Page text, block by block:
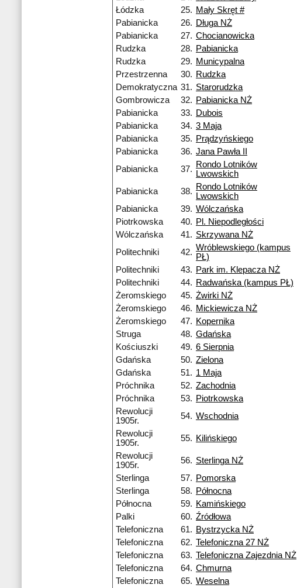
Łódzka
25. Mały Skręt #
Pabianicka
26. Długa NŻ
Pabianicka
27. Chocianowicka
Rudzka
28. Pabianicka
Rudzka
29. Municypalna
Przestrzenna
30. Rudzka
Demokratyczna 31. Starorudzka
Gombrowicza
32. Pabianicka NŻ
Pabianicka
33. Dubois
Pabianicka
34. 3 Maja
Pabianicka
35. Prądzyńskiego
Pabianicka
36. Jana Pawła II
Pabianicka
37. Rondo Lotników
Lwowskich
Pabianicka 38. Rondo Lotników
Lwowskich
Pabianicka 39. Wólczańska
Piotrkowska
40. Pl. Niepodległości
Wólczańska
41. Skrzywana NŻ
Politechniki
42. Wróblewskiego (kampus
PŁ)
Politechniki 43. Park im. Klepacza NŻ
Politechniki
44. Radwańska (kampus PŁ)
Żeromskiego
45. Żwirki NŻ
Żeromskiego
46. Mickiewicza NŻ
Żeromskiego
47. Kopernika
Struga
48. Gdańska
Kościuszki
49. 6 Sierpnia
Gdańska
50. Zielona
Gdańska
51. 1 Maja
Próchnika
52. Zachodnia
Próchnika
53. Piotrkowska
Rewolucji
1905r.
54. Wschodnia
Rewolucji
1905r.
55. Kilińskiego
Rewolucji
1905r.
56. Sterlinga NŻ
Sterlinga 57. Pomorska
Sterlinga
58. Północna
Północna
59. Kamińskiego
Palki
60. Źródłowa
Telefoniczna
61. Bystrzycka NŻ
Telefoniczna
62. Telefoniczna 27 NŻ
Telefoniczna
63. Telefoniczna Zajezdnia NŻ
Telefoniczna
64. Chmurna
Telefoniczna
65. Weselna